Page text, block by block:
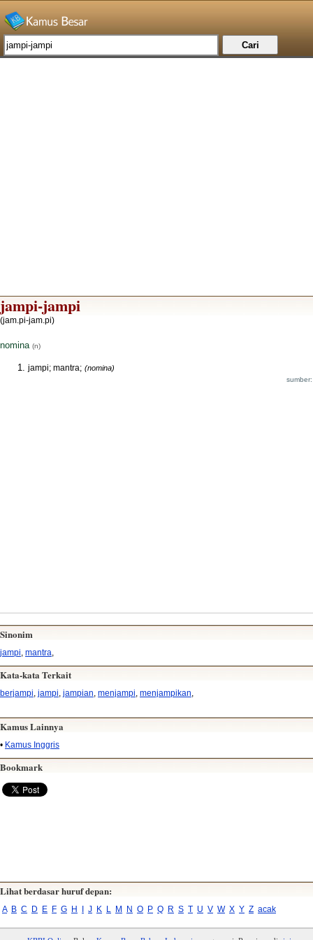
jampi-jampi
(jam.pi-jam.pi)
nomina (n)
jampi; mantra; (nomina)
Sinonim
jampi mantra
Kata-kata Terkait
berjampi, jampi, jampian, menjampi, menjampikan,
Kamus Lainnya
• Kamus Inggris
Bookmark
Lihat berdasar huruf depan:
A B C D E F G H I J K L M N O P Q R S T U V W X Y Z acak